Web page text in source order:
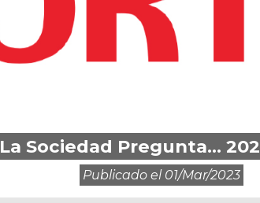
La Sociedad Pregunta…
Publicado el 01/mar/2023